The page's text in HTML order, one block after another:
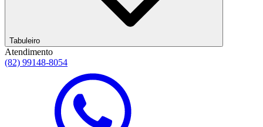
Tabuleiro
Atendimento
(82) 99148-8054